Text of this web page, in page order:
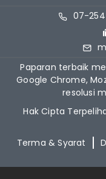
07-254
Paparan terbaik
Google Chrome,
resolusi
Hak Cipta
Terma & Syarat